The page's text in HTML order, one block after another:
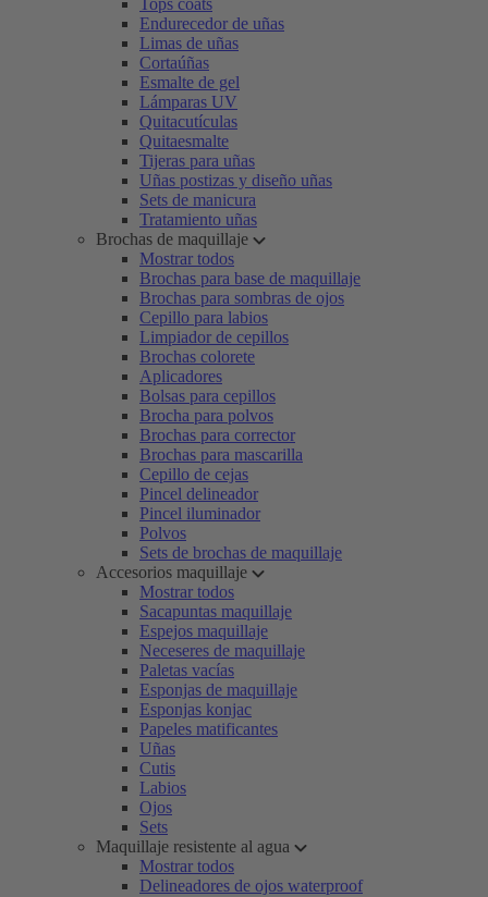
Tops coats
Endurecedor de uñas
Limas de uñas
Cortaúñas
Esmalte de gel
Lámparas UV
Quitacutículas
Quitaesmalte
Tijeras para uñas
Uñas postizas y diseño uñas
Sets de manicura
Tratamiento uñas
Brochas de maquillaje
Mostrar todos
Brochas para base de maquillaje
Brochas para sombras de ojos
Cepillo para labios
Limpiador de cepillos
Brochas colorete
Aplicadores
Bolsas para cepillos
Brocha para polvos
Brochas para corrector
Brochas para mascarilla
Cepillo de cejas
Pincel delineador
Pincel iluminador
Polvos
Sets de brochas de maquillaje
Accesorios maquillaje
Mostrar todos
Sacapuntas maquillaje
Espejos maquillaje
Neceseres de maquillaje
Paletas vacías
Esponjas de maquillaje
Esponjas konjac
Papeles matificantes
Uñas
Cutis
Labios
Ojos
Sets
Maquillaje resistente al agua
Mostrar todos
Delineadores de ojos waterproof